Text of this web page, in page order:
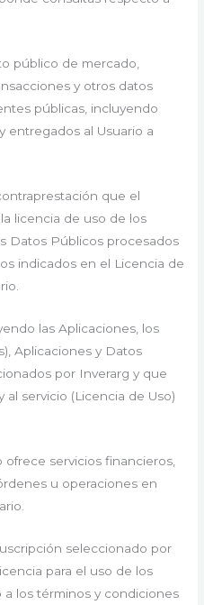
público de mercado,
y otros datos
públicas, incluyendo
entregados al Usuario a
que el
licencia de uso de los
Datos Públicos procesados
indicados en el Licencia de
las Aplicaciones, los
Aplicaciones y Datos
por Inverarg y que
servicio (Licencia de Uso)
ofrece servicios financieros,
u operaciones en
seleccionado por
para el uso de los
a los términos y condiciones